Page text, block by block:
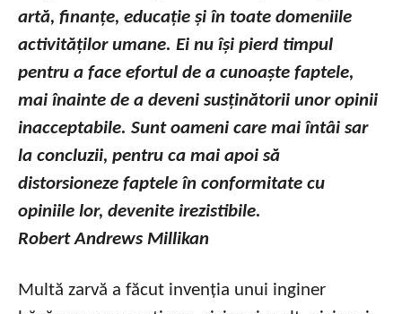
artă, finanțe, educație și în toate domeniile
activităților umane. Ei nu își pierd timpul
pentru a face efortul de a cunoaște faptele,
mai înainte de a deveni susținătorii unor opinii
inacceptabile. Sunt oameni care mai întâi sar
la concluzii, pentru ca mai apoi să
distorsioneze faptele în conformitate cu
opiniile lor, devenite irezistibile.
Robert Andrews Millikan
Multă zarvă a făcut invenția unui inginer